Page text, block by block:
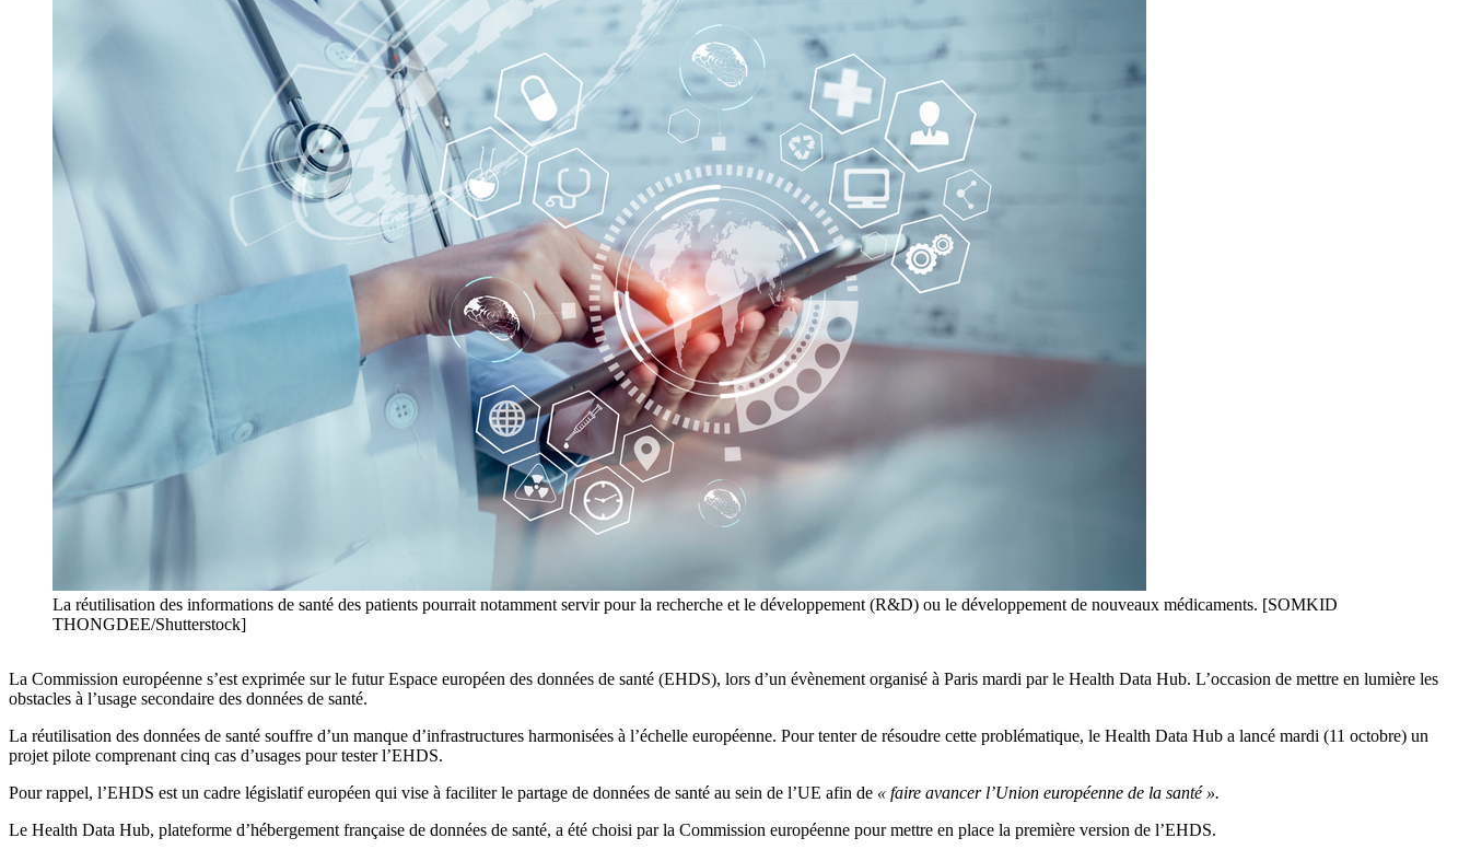
La réutilisation des informations de santé des patients pourrait notamment servir pour la recherche et le développement (R&D) ou le développement de nouveaux médicaments. [SOMKID
THONGDEE/Shutterstock]
La Commission européenne s’est exprimée sur le futur Espace européen des données de santé (EHDS), lors d’un évènement organisé à Paris mardi par le Health Data Hub. L’occasion de mettre en lumière les
obstacles à l’usage secondaire des données de santé.
La réutilisation des données de santé souffre d’un manque d’infrastructures harmonisées à l’échelle européenne. Pour tenter de résoudre cette problématique, le Health Data Hub a lancé mardi (11 octobre) un
projet pilote comprenant cinq cas d’usages pour tester l’EHDS.
Pour rappel, l’EHDS est un cadre législatif européen qui vise à faciliter le partage de données de santé au sein de l’UE afin de « faire avancer l’Union européenne de la santé ».
Le Health Data Hub, plateforme d’hébergement française de données de santé, a été choisi par la Commission européenne pour mettre en place la première version de l’EHDS.